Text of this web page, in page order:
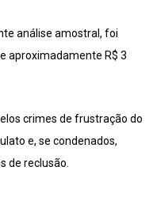
análise amostral, foi
aproximadamente R$ 3
crimes de frustração do
e, se condenados,
de reclusão.